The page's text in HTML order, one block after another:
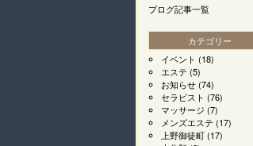
ブログ記事一覧
カテゴリー
イベント (18)
エステ (5)
お知らせ(74)
セラピスト (76)
マッサージ (7)
メンズエステ (17)
上野御徒町(17)